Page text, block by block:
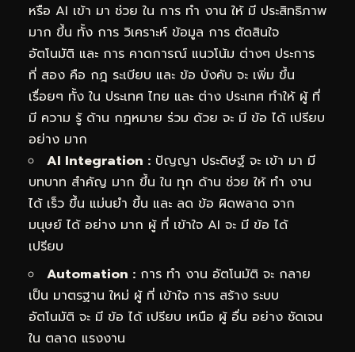
หรือ AI เข้า มา ช่วย ใน การ ทำ งาน ให้ มี ประสิทธิภาพ
มาก ขึ้น ทั้ง การ วิเคราะห์ ข้อมูล การ ตัดสินใจ
อัตโนมัติ และ การ คาดการณ์ แนวโน้ม ต่างๆ ประการ
ที่ สอง คือ กฎ ระเบียบ และ ข้อ บังคับ จะ เพิ่ม ขึ้น
เรื่อยๆ ทั้ง ใน ประเทศ ไทย และ ต่าง ประเทศ ทำให้ ผู้ ที่
มี ความ รู้ ด้าน กฎหมาย ร่วม ด้วย จะ มี ข้อ ได้ เปรียบ
อย่าง มาก
AI Integration : ปัญญา ประดิษฐ์ จะ เข้า มา มี
บทบาท สำคัญ มาก ขึ้น ใน ทุก ด้าน ช่วย ให้ ทำ งาน
ได้ เร็ว ขึ้น แม่นยำ ขึ้น และ ลด ข้อ ผิดพลาด จาก
มนุษย์ ได้ อย่าง มาก ผู้ ที่ เข้าใจ AI จะ มี ข้อ ได้
เปรียบ
Automation : การ ทำ งาน อัตโนมัติ จะ กลาย
เป็น มาตรฐาน ใหม่ ผู้ ที่ เข้าใจ การ สร้าง ระบบ
อัตโนมัติ จะ มี ข้อ ได้ เปรียบ เหนือ ผู้ อื่น อย่าง ชัดเจน
ใน ตลาด แรงงาน